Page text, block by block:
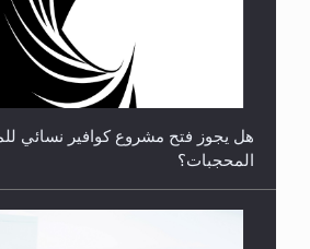
متطلَّبات التّحريك الجديد...
أطفال الأنابيب وتحديد جنس المولود..